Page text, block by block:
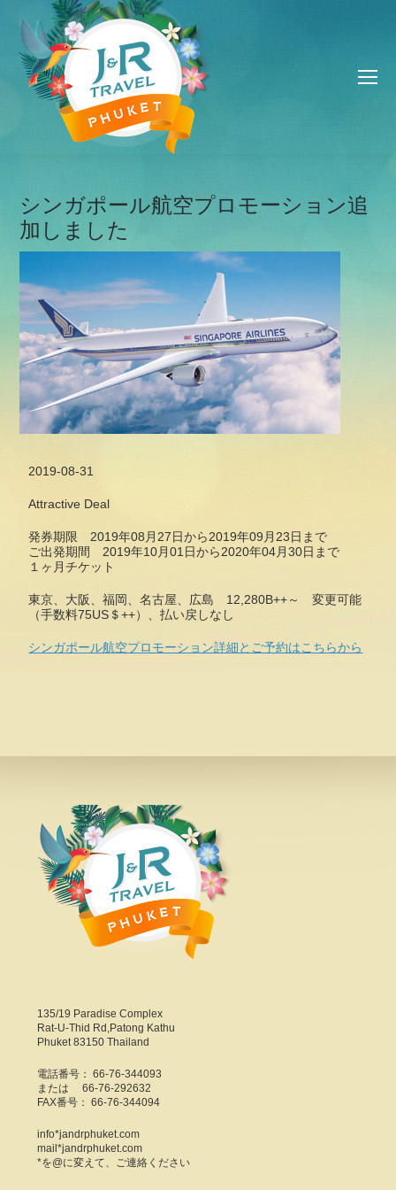
シンガポール航空プロモーション追
加しました
2019-08-31
Attractive Deal
発券期限 2019年08月27日から2019年09月23日まで
ご出発期間 2019年10月01日から2020年04月30日まで
１ヶ月チケット
東京、大阪、福岡、名古屋、広島 12,280B++～ 変更可能
（手数料75US＄++）、払い戻しなし
シンガポール航空プロモーション詳細とご予約はこちらから
135/19 Paradise Complex
Rat-U-Thid Rd,Patong Kathu
Phuket 83150 Thailand
電話番号： 66-76-344093
または 66-76-292632
FAX番号： 66-76-344094
info*jandrphuket.com
mail*jandrphuket.com
*を@に変えて、ご連絡ください